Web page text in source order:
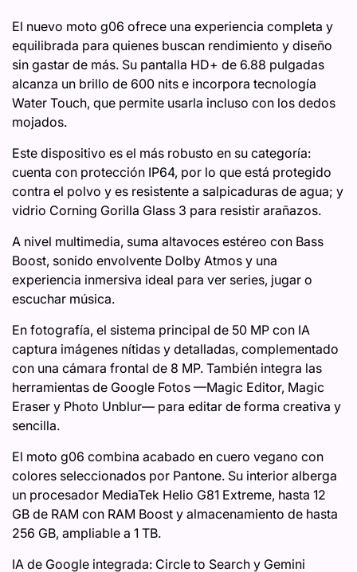
El nuevo moto g06 ofrece una experiencia completa y
equilibrada para quienes buscan rendimiento y diseño
sin gastar de más. Su pantalla HD+ de 6.88 pulgadas
alcanza un brillo de 600 nits e incorpora tecnología
Water Touch, que permite usarla incluso con los dedos
mojados.
Este dispositivo es el más robusto en su categoría:
cuenta con protección IP64, por lo que está protegido
contra el polvo y es resistente a salpicaduras de agua; y
vidrio Corning Gorilla Glass 3 para resistir arañazos.
A nivel multimedia, suma altavoces estéreo con Bass
Boost, sonido envolvente Dolby Atmos y una
experiencia inmersiva ideal para ver series, jugar o
escuchar música.
En fotografía, el sistema principal de 50 MP con IA
captura imágenes nítidas y detalladas, complementado
con una cámara frontal de 8 MP. También integra las
herramientas de Google Fotos —Magic Editor, Magic
Eraser y Photo Unblur— para editar de forma creativa y
sencilla.
El moto g06 combina acabado en cuero vegano con
colores seleccionados por Pantone. Su interior alberga
un procesador MediaTek Helio G81 Extreme, hasta 12
GB de RAM con RAM Boost y almacenamiento de hasta
256 GB, ampliable a 1 TB.
IA de Google integrada: Circle to Search y Gemini